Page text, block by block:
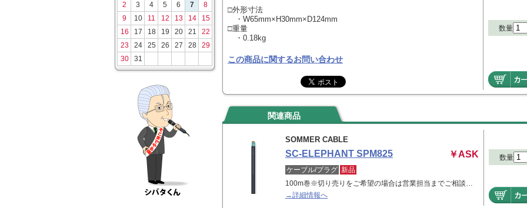
2
3 4 5 6 7
8
9
10 11 12 13 14
15
16
17 18 19 20 21
22
23
24 25 26 27 28
29
30
31
□外形寸法
・W65mm×H30mm×D124mm
□重量
・0.18kg
この商品に関するお問い合わせ
数量
関連商品
SOMMER CABLE
SC-ELEPHANT SPM825 ￥ASK
ケーブル/プラグ 新品
100m巻※切り売りをご希望の場合は営業担当までご相談…
→詳細情報へ
数量